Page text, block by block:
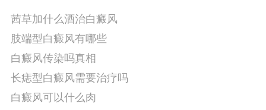
茜草加什么酒治白癜风
肢端型白癜风有哪些
白癜风传染吗真相
长痣型白癜风需要治疗吗
白癜风可以什么肉